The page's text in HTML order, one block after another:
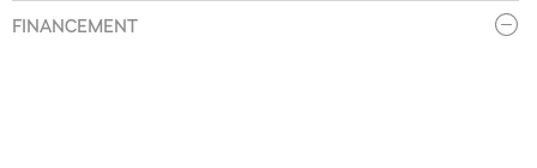
FINANCEMENT